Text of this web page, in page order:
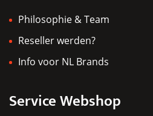
Philosophie & Team
Reseller werden?
Info voor NL Brands
Service Webshop